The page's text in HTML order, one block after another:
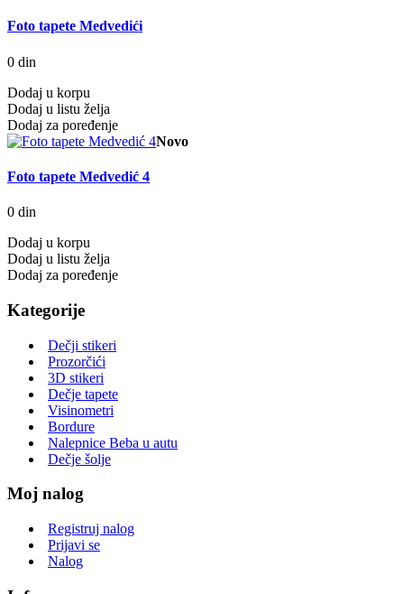
Foto tapete Medvedići
0 din
Dodaj u korpu
Dodaj u listu želja
Dodaj za poređenje
Novo
Foto tapete Medvedić 4
0 din
Dodaj u korpu
Dodaj u listu želja
Dodaj za poređenje
Kategorije
Dečji stikeri
Prozorčići
3D stikeri
Dečje tapete
Visinometri
Bordure
Nalepnice Beba u autu
Dečje šolje
Moj nalog
Registruj nalog
Prijavi se
Nalog